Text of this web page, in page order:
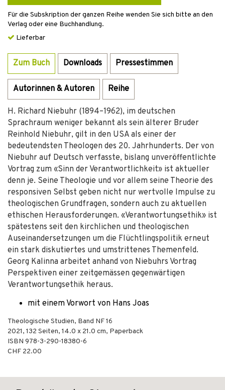
Für die Subskription der ganzen Reihe wenden Sie sich bitte an den
Verlag oder eine Buchhandlung.
Lieferbar
Zum Buch Downloads Pressestimmen
Autorinnen & Autoren Reihe
H. Richard Niebuhr (1894–1962), im deutschen
Sprachraum weniger bekannt als sein älterer Bruder
Reinhold Niebuhr, gilt in den USA als einer der
bedeutendsten Theologen des 20. Jahrhunderts. Der von
Niebuhr auf Deutsch verfasste, bislang unveröffentlichte
Vortrag zum «Sinn der Verantwortlichkeit» ist aktueller
denn je. Seine Theologie und vor allem seine Theorie des
responsiven Selbst geben nicht nur wertvolle Impulse zu
theologischen Grundfragen, sondern auch zu aktuellen
ethischen Herausforderungen. «Verantwortungsethik» ist
spätestens seit den kirchlichen und theologischen
Auseinandersetzungen um die Flüchtlingspolitik erneut
ein stark diskutiertes und umstrittenes Themenfeld.
Georg Kalinna arbeitet anhand von Niebuhrs Vortrag
Perspektiven einer zeitgemässen gegenwärtigen
Verantwortungsethik heraus.
mit einem Vorwort von Hans Joas
Theologische Studien, Band NF 16
2021, 132 Seiten, 14.0 x 21.0 cm, Paperback
ISBN 978-3-290-18380-6
CHF 22.00